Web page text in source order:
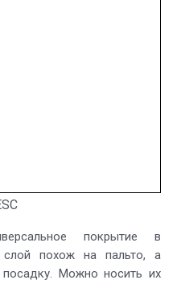
покрытие в
слой похож на пальто, а
Можно носить их